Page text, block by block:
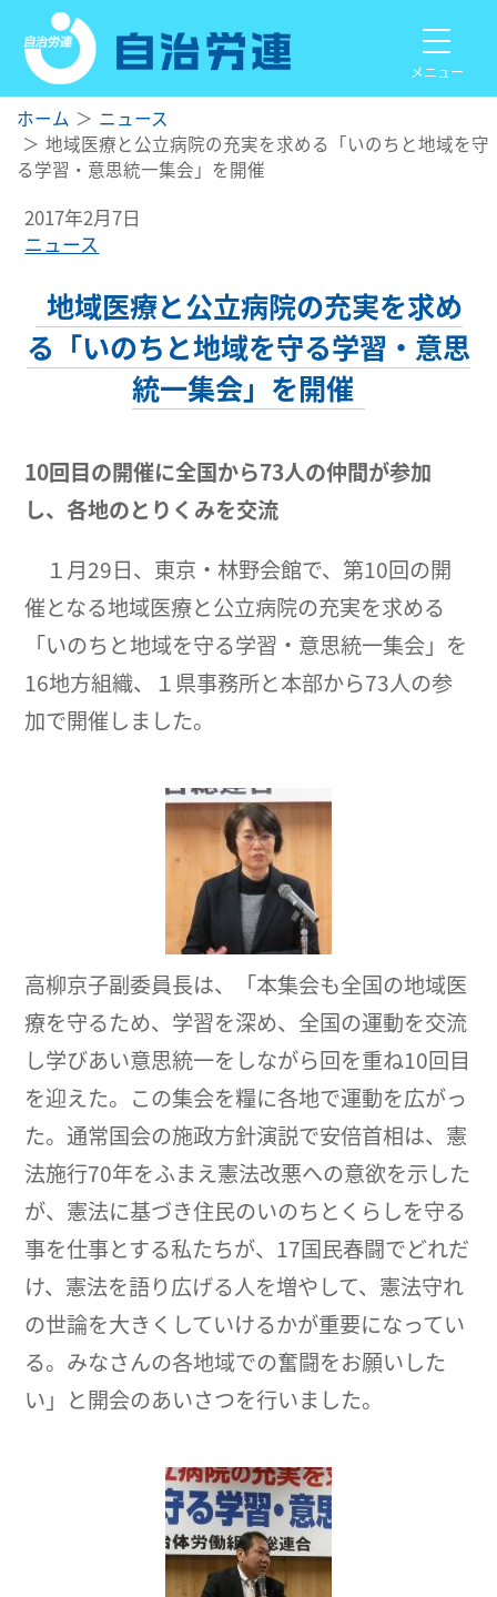
メニュー
ホーム
ニュース
地域医療と公立病院の充実を求める「いのちと地域を守
る学習・意思統一集会」を開催
2017年2月7日
ニュース
地域医療と公立病院の充実を求め
る「いのちと地域を守る学習・意思
統一集会」を開催
10回目の開催に全国から73人の仲間が参加
し、各地のとりくみを交流
１月29日、東京・林野会館で、第10回の開
催となる地域医療と公立病院の充実を求める
「いのちと地域を守る学習・意思統一集会」を
16地方組織、１県事務所と本部から73人の参
加で開催しました。
高柳京子副委員長は、「本集会も全国の地域医
療を守るため、学習を深め、全国の運動を交流
し学びあい意思統一をしながら回を重ね10回目
を迎えた。この集会を糧に各地で運動を広がっ
た。通常国会の施政方針演説で安倍首相は、憲
法施行70年をふまえ憲法改悪への意欲を示した
が、憲法に基づき住民のいのちとくらしを守る
事を仕事とする私たちが、17国民春闘でどれだ
け、憲法を語り広げる人を増やして、憲法守れ
の世論を大きくしていけるかが重要になってい
る。みなさんの各地域での奮闘をお願いした
い」と開会のあいさつを行いました。